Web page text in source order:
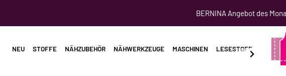
BERNINA Angebot des
NEU STOFFE NÄHZUBEHÖR NÄHWERKZEUGE MASCHINEN LESESTOFF